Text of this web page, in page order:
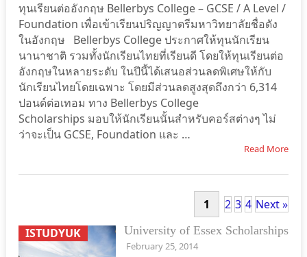
ทุนเรียนต่ออังกฤษ Bellerbys College – GCSE / A Level /
Foundation เพื่อเข้าเรียนปริญญาตรีมหาวิทยาลัยชื่อดัง
ในอังกฤษ Bellerbys College ประกาศให้ทุนนักเรียน
นานาชาติ รวมทั้งนักเรียนไทยที่เรียนดี โดยให้ทุนเรียนต่อ
อังกฤษในหลายระดับ ในปีนี้ได้เสนอส่วนลดพิเศษให้กับ
นักเรียนไทยโดยเฉพาะ โดยมีส่วนลดสูงสุดถึงกว่า 6,314
ปอนด์ต่อเทอม ทาง Bellerbys College
Scholarships มอบให้นักเรียนนั้นสำหรับคอร์สต่างๆ ไม่
ว่าจะเป็น GCSE, Foundation และ …
Read More
1 2 3 4 Next »
ISTUDYUK
University of Essex Scholarships
February 25, 2014